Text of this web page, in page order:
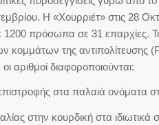
Η «Χουρριέτ» στις 28
πρόσωπα σε 31 επαρχίες.
κομμάτων της
αριθμοί διαφοροποιούνται:
στα παλαιά ονόματα
στην κουρδική στα ιδιωτικά